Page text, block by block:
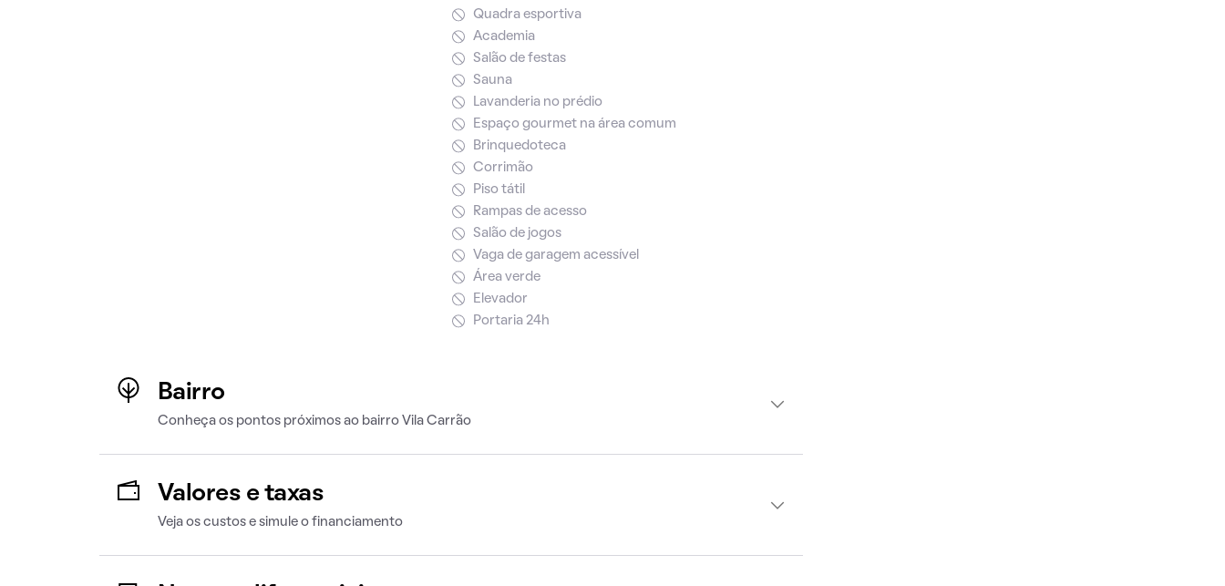
Quadra esportiva
Academia
Salão de festas
Sauna
Lavanderia no prédio
Espaço gourmet na área comum
Brinquedoteca
Corrimão
Piso tátil
Rampas de acesso
Salão de jogos
Vaga de garagem acessível
Área verde
Elevador
Portaria 24h
Bairro
Conheça os pontos próximos ao bairro Vila Carrão
Valores e taxas
Veja os custos e simule o financiamento